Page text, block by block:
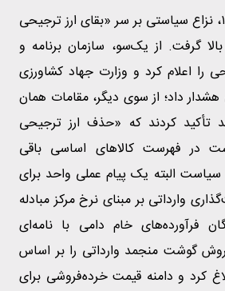
در تابستان و پاییز ۱۴۰۴، نزاع سیاستی بر سر «بقای ارز ترجیحی
گرفت. از یک‌سو، سازمان برنامه و
را اعلام کرد و وزارت جهاد کشاورزی
داد؛ از سوی دیگر، مقامات همان
تأکید کردند که «حذف ارز ترجیحی
در فهرست کالاهای اساسی باقی
البته یک پیام عملی واحد برای
وارداتی بر مبنای نرخ مرکز مبادله
فرآورده‌های خام دامی با نامه‌ای
گوشت منجمد وارداتی را بر اساس
کرد و دامنه قیمت خرده‌فروشی برای